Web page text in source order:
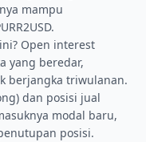
mampu
Open interest
yang beredar,
berjangka triwulanan.
dan posisi jual
modal baru,
posisi.